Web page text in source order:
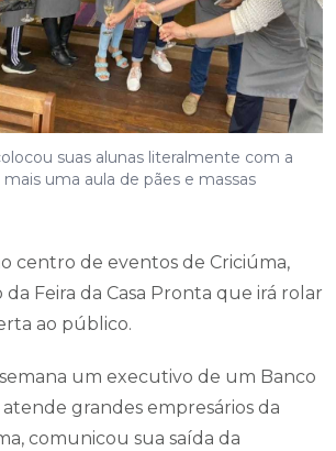
suas alunas literalmente com a
uma aula de pães e massas
centro de eventos de Criciúma,
da Feira da Casa Pronta que irá rolar
ao público.
um executivo de um Banco
grandes empresários da
comunicou sua saída da